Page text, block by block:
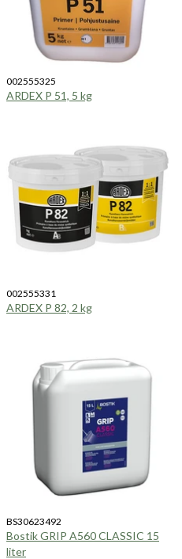
002555325
ARDEX P 51, 5 kg
002555331
ARDEX P 82, 2 kg
BS30623492
Bostik GRIP A560 CLASSIC 15
liter